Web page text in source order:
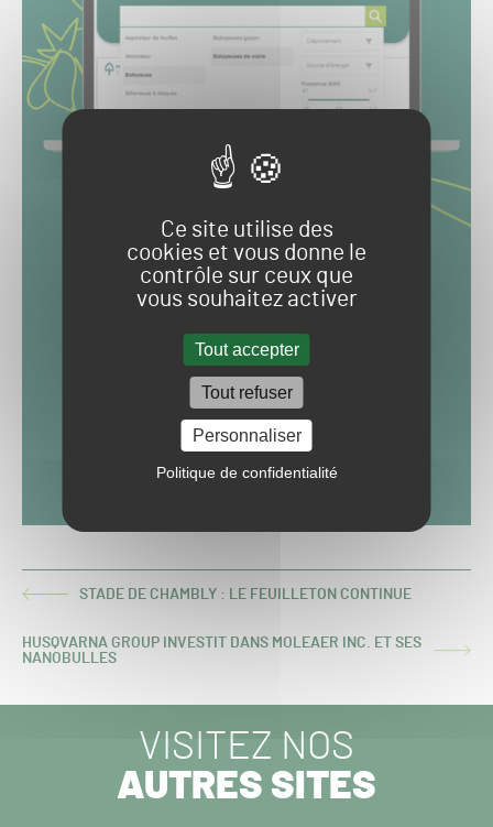
Ce site utilise des
cookies et vous donne le
contrôle sur ceux que
vous souhaitez activer
Tout accepter
Tout refuser
Personnaliser
Politique de confidentialité
ARTICLESTADE DE CHAMBLY : LE FEUILLETON CONTINUE
ARTICLE
HUSQVARNA GROUP INVESTIT DANS MOLEAER INC. ET SES
NANOBULLES
VISITEZ NOS
AUTRES SITES